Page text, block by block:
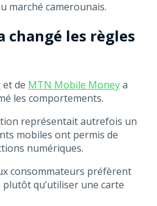
marché camerounais.
changé les règles
et de MTN Mobile Moneya
les comportements.
représentait autrefois un
mobiles ont permis de
numériques.
consommateurs préfèrent
qu’utiliser une carte